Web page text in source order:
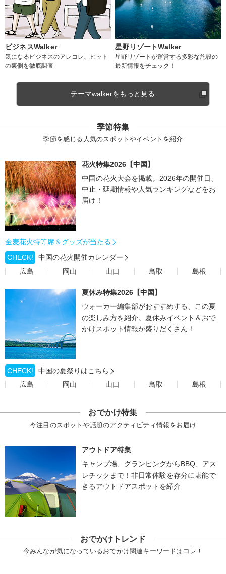
ビジネスWalker
気になるビジネスのアレコレ、ヒット
の裏側を徹底調査
星野リゾートWalker
星野リゾートが運営する多彩な施設の
最新情報をチェック！
テーマwalkerをもっと見る
季節特集
季節を感じる人気のスポットやイベントを紹介
花火特集2026【中国】
中国の花火大会を掲載。2026年の開催日、
中止・延期情報や人気ランキングなどをお
届け！
金麦花火特等席＆グッズが当たる
CHECK!
中国の花火開催カレンダー
広島
岡山 山口 鳥取 島根
夏休み特集2026【中国】
ウォーカー編集部がおすすめする、この夏
の楽しみ方を紹介。夏休みイベント＆おで
かけスポット情報が盛りだくさん！
CHECK!
中国の夏祭りはこちら
広島
岡山 山口 鳥取 島根
おでかけ特集
今注目のスポットや話題のアクティビティ情報をお届け
アウトドア特集
キャンプ場、グランピングからBBQ、アス
レチックまで！非日常体験を存分に堪能で
きるアウトドアスポットを紹介
おでかけトレンド
今みんなが気になっているおでかけ関連キーワードはコレ！